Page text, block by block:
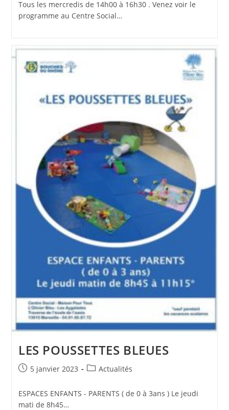
Tous les mercredis de 14h00 à 16h30 . Venez voir le
programme au Centre Social…
LES POUSSETTES BLEUES
Publication
5 janvier 2023
PostActualités
ESPACES ENFANTS - PARENTS ( de 0 à 3ans ) Le jeudi
mati de 8h45…